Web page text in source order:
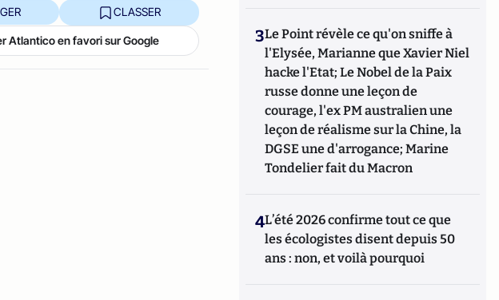
CLASSER
Atlantico en favori sur Google 3Le Point révèle ce qu'on sniffe à
l'Elysée, Marianne que Xavier Niel
hacke l'Etat; Le Nobel de la Paix
russe donne une leçon de
courage, l'ex PM australien une
leçon de réalisme sur la Chine, la
DGSE une d'arrogance; Marine
Tondelier fait du Macron
4L’été 2026 confirme tout ce que
les écologistes disent depuis 50
ans : non, et voilà pourquoi